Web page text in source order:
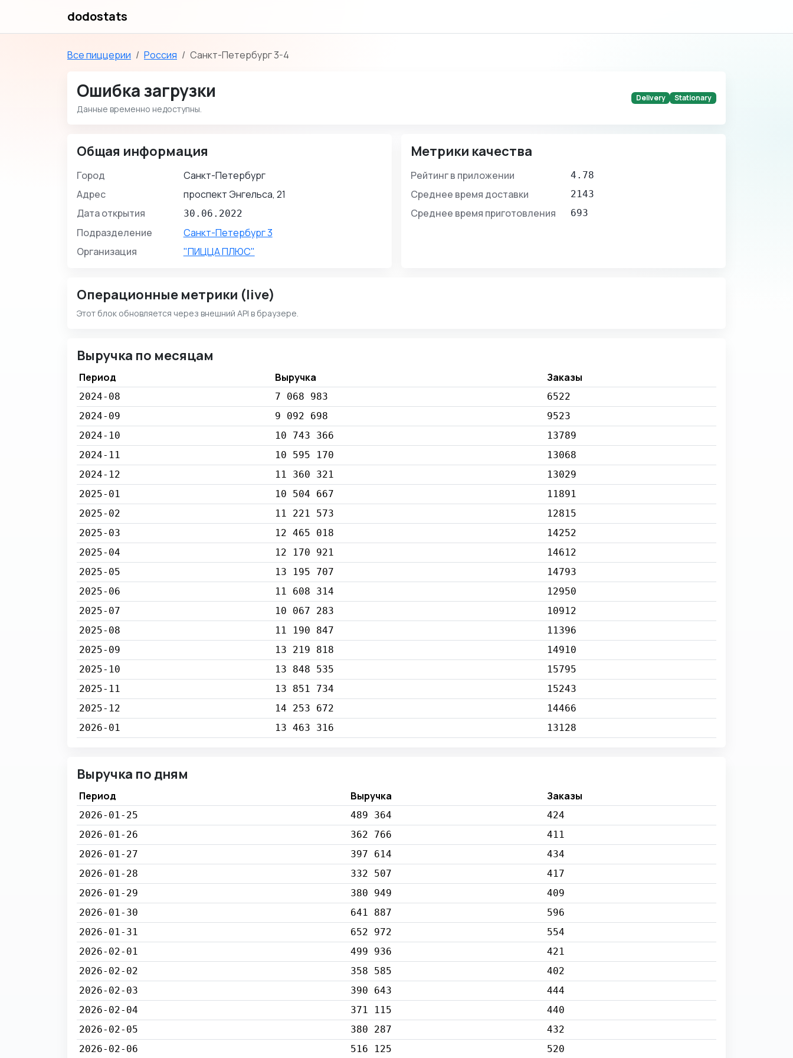
dodostats
Все пиццерии Россия Санкт-Петербург 3-4
Ошибка загрузки
Данные временно недоступны.
Delivery Stationary
Общая информация
Город
Санкт-Петербург
Адрес
проспект Энгельса, 21
Дата открытия
30.06.2022
Подразделение
Санкт-Петербург 3
Организация
"ПИЦЦА ПЛЮС"
Метрики качества
Рейтинг в приложении 4.78
Среднее время доставки 2143
Среднее время приготовления 693
Операционные метрики (live)
Этот блок обновляется через внешний API в браузере.
Выручка по месяцам
Период Выручка Заказы
2024-08 7 068 983
6522
2024-09
9 092 698
9523
2024-10
10 743 366
13789
2024-11
10 595 170
13068
2024-12
11 360 321
13029
2025-01
10 504 667
11891
2025-02
11 221 573
12815
2025-03
12 465 018
14252
2025-04
12 170 921
14612
2025-05
13 195 707
14793
2025-06
11 608 314
12950
2025-07
10 067 283
10912
2025-08
11 190 847
11396
2025-09
13 219 818
14910
2025-10
13 848 535
15795
2025-11
13 851 734
15243
2025-12
14 253 672
14466
2026-01
13 463 316 13128
Выручка по дням
Период Выручка Заказы
2026-01-25 489 364
424
2026-01-26
362 766
411
2026-01-27
397 614
434
2026-01-28
332 507
417
2026-01-29
380 949
409
2026-01-30
641 887
596
2026-01-31
652 972
554
2026-02-01
499 936
421
2026-02-02
358 585
402
2026-02-03
390 643
444
2026-02-04
371 115
440
2026-02-05
380 287
432
2026-02-06
516 125 520